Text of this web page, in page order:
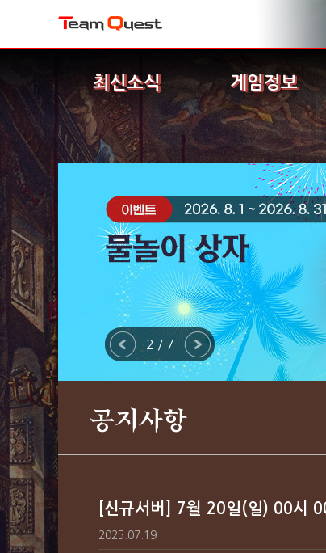
최신소식 게임정보
2 / 7
공지사항
[신규서버] 7월 20일(일) 00시
2025.07.19